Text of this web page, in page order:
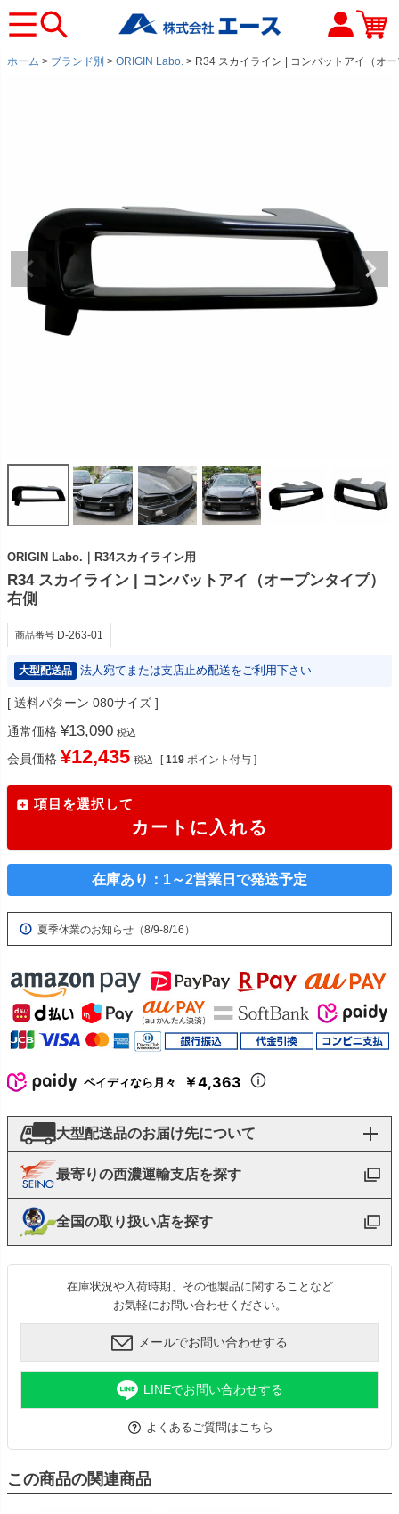
ホーム ブランド別 ORIGIN Labo. R34 スカイライン | コンバットアイ（オ
ORIGIN Labo.｜R34スカイライン用
R34 スカイライン | コンバットアイ（オープンタイプ）
右側
商品番号 D-263-01
大型配送品 法人宛てまたは支店止め配送をご利用下さい
送料パターン 080サイズ
通常価格 ¥13,090 税込
会員価格 ¥12,435 税込 [ 119 ポイント付与 ]
項目を選択して
カートに入れる
在庫あり：1～2営業日で発送予定
夏季休業のお知らせ（8/9-8/16）
ペイディなら月々 ￥4,363
大型配送品のお届け先について
最寄りの西濃運輸支店を探す
全国の取り扱い店を探す
在庫状況や入荷時期、その他製品に関することなど
お気軽にお問い合わせください。
メールでお問い合わせする
LINEでお問い合わせする
よくあるご質問はこちら
この商品の関連商品